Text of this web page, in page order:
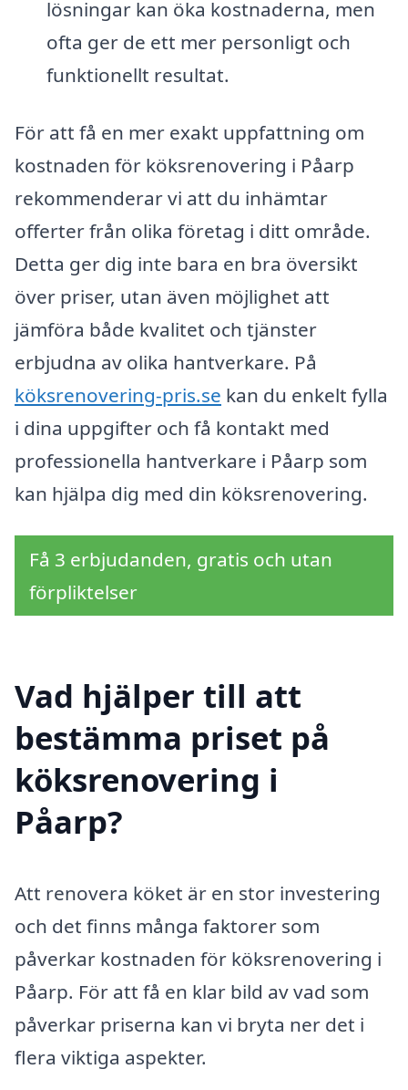
lösningar kan öka kostnaderna, men
ofta ger de ett mer personligt och
funktionellt resultat.
För att få en mer exakt uppfattning om
kostnaden för köksrenovering i Påarp
rekommenderar vi att du inhämtar
offerter från olika företag i ditt område.
Detta ger dig inte bara en bra översikt
över priser, utan även möjlighet att
jämföra både kvalitet och tjänster
erbjudna av olika hantverkare. På
köksrenovering-pris.se kan du enkelt fylla
i dina uppgifter och få kontakt med
professionella hantverkare i Påarp som
kan hjälpa dig med din köksrenovering.
Få 3 erbjudanden, gratis och utan
förpliktelser
Vad hjälper till att
bestämma priset på
köksrenovering i
Påarp?
Att renovera köket är en stor investering
och det finns många faktorer som
påverkar kostnaden för köksrenovering i
Påarp. För att få en klar bild av vad som
påverkar priserna kan vi bryta ner det i
flera viktiga aspekter.